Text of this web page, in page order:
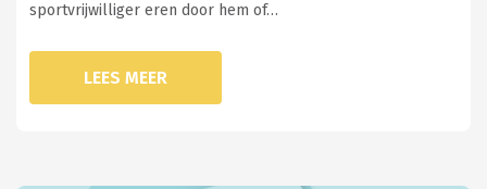
sportvrijwilliger eren door hem of…
LEES MEER